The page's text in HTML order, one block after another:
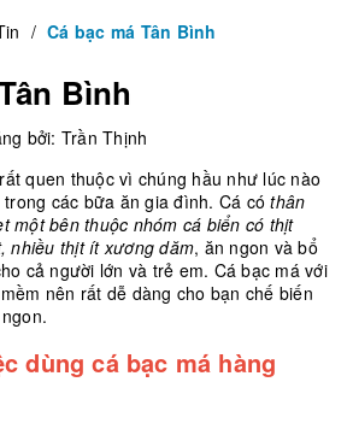
/ Cá bạc má Tân Bình
Bình
bởi: Trần Thịnh
quen thuộc vì chúng hầu như lúc nào
các bữa ăn gia đình. Cá cóthân
một bên thuộc nhóm cá biển có thịt
nhiều thịt ít xương dăm, ăn ngon và bổ
cả người lớn và trẻ em. Cá bạc má với
nên rất dễ dàng cho bạn chế biến
dùng cá bạc má hàng